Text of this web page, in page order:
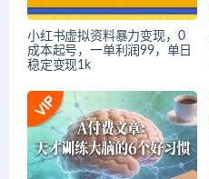
小红书虚拟资料暴力变现，0
成本起号，一单利润99，单日
稳定变现1k